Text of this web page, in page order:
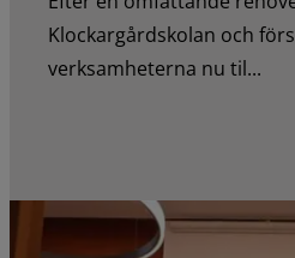
Klockargårdskolan och
verksamheterna nu til...